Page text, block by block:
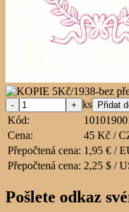
ks
Kód:
Cena:
45 Kč /
Přepočtená cena: 1,95 € /
Přepočtená cena: 2,25 $ /
Pošlete odkaz